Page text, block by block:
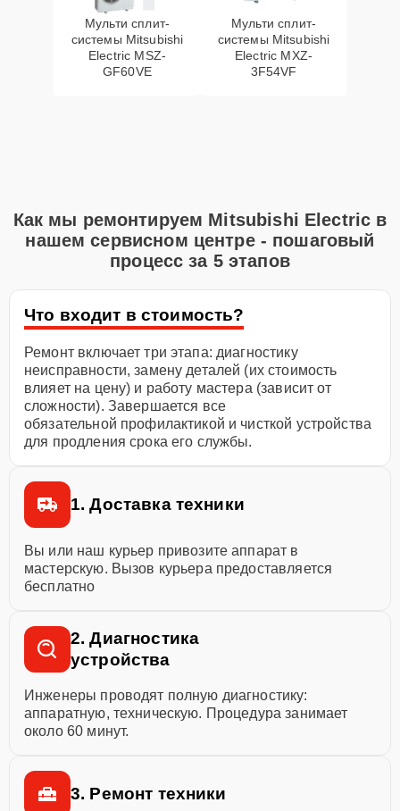
Мульти сплит-
системы Mitsubishi
Electric MSZ-
GF60VE
Мульти сплит-
системы Mitsubishi
Electric MXZ-
3F54VF
Как мы ремонтируем Mitsubishi Electric в
нашем сервисном центре - пошаговый
процесс за 5 этапов
Что входит в стоимость?
Ремонт включает три этапа: диагностику
неисправности, замену деталей (их стоимость
влияет на цену) и работу мастера (зависит от
сложности). Завершается все
обязательной профилактикой и чисткой устройства
для продления срока его службы.
1. Доставка техники
Вы или наш курьер привозите аппарат в
мастерскую. Вызов курьера предоставляется
бесплатно
2. Диагностика
устройства
Инженеры проводят полную диагностику:
аппаратную, техническую. Процедура занимает
около 60 минут.
3. Ремонт техники